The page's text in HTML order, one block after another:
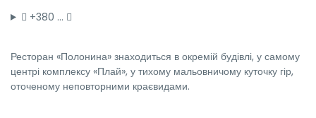
+380 …
Ресторан «Полонина» знаходиться в окремій будівлі, у самому
центрі комплексу «Плай», у тихому мальовничому куточку гір,
оточеному неповторними краєвидами.